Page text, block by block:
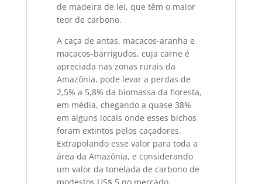
de madeira de lei, que têm o maior
teor de carbono.
A caça de antas, macacos-aranha e
macacos-barrigudos, cuja carne é
apreciada nas zonas rurais da
Amazônia, pode levar a perdas de
2,5% a 5,8% da biomassa da floresta,
em média, chegando a quase 38%
em alguns locais onde esses bichos
foram extintos pelos caçadores.
Extrapolando esse valor para toda a
área da Amazônia, e considerando
um valor da tonelada de carbono de